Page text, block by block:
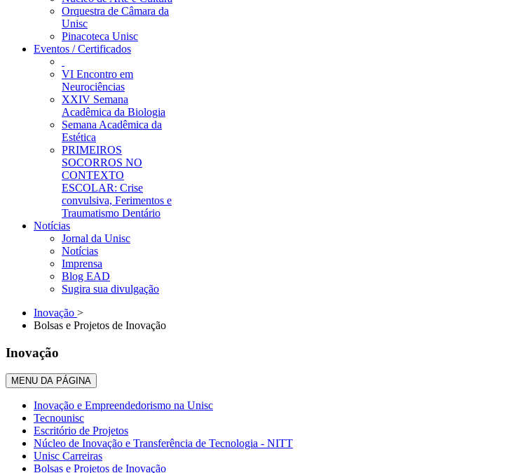
Orquestra de Câmara da
Unisc
Pinacoteca Unisc
Eventos / Certificados
VI Encontro em
Neurociências
XXIV Semana
Acadêmica da Biologia
Semana Acadêmica da
Estética
PRIMEIROS
SOCORROS NO
CONTEXTO
ESCOLAR: Crise
convulsiva, Ferimentos e
Traumatismo Dentário
Notícias
Jornal da Unisc
Notícias
Imprensa
Blog EAD
Sugira sua divulgação
Inovação >
Bolsas e Projetos de Inovação
Inovação
MENU DA PÁGINA
Inovação e Empreendedorismo na Unisc
Tecnounisc
Escritório de Projetos
Núcleo de Inovação e Transferência de Tecnologia - NITT
Unisc Carreiras
Bolsas e Projetos de Inovação